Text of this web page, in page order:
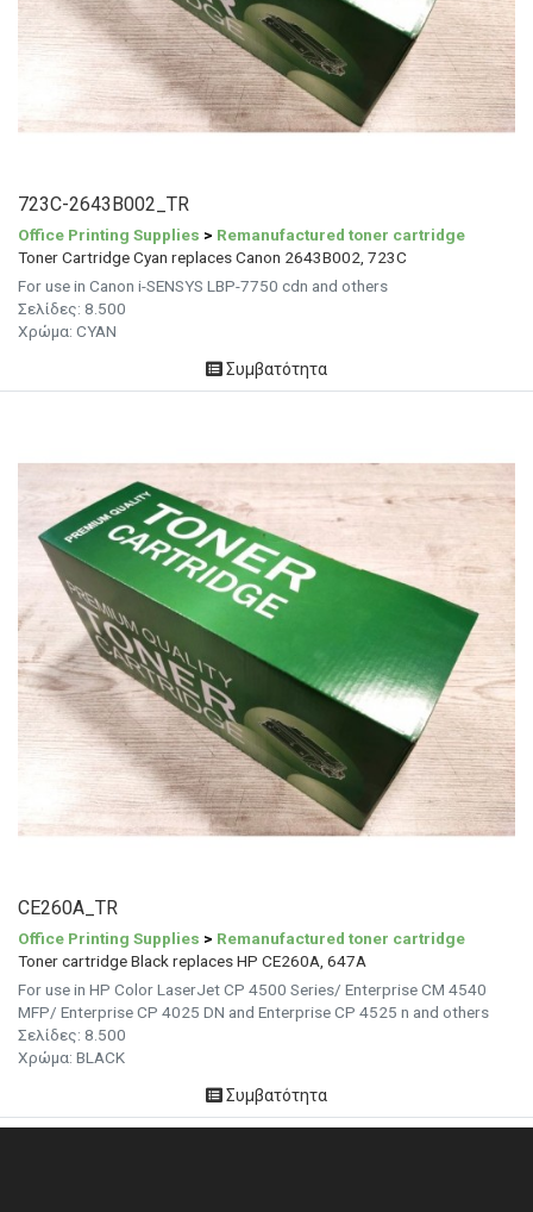
723C-2643B002_TR
Office Printing Supplies > Remanufactured toner cartridge
Toner Cartridge Cyan replaces Canon 2643B002, 723C
For use in Canon i-SENSYS LBP-7750 cdn and others
Σελίδες: 8.500
Χρώμα: CYAN
Συμβατότητα
CE260A_TR
Office Printing Supplies > Remanufactured toner cartridge
Toner cartridge Black replaces HP CE260A, 647A
For use in HP Color LaserJet CP 4500 Series/ Enterprise CM 4540
MFP/ Enterprise CP 4025 DN and Enterprise CP 4525 n and others
Σελίδες: 8.500
Χρώμα: BLACK
Συμβατότητα